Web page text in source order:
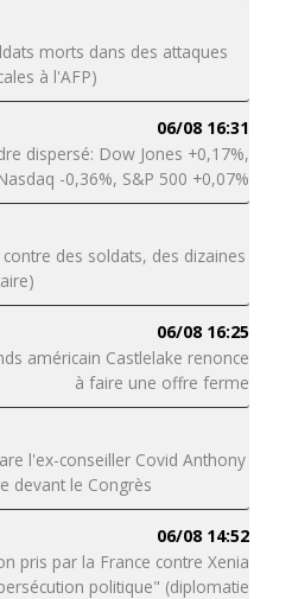
morts dans des attaques
à l'AFP)
06/08 16:31
dispersé: Dow Jones +0,17%,
-0,36%, S&P 500 +0,07%
des soldats, des dizaines
06/08 16:25
américain Castlelake renonce
à faire une offre ferme
l'ex-conseiller Covid Anthony
devant le Congrès
06/08 14:52
pris par la France contre Xenia
politique" (diplomatie